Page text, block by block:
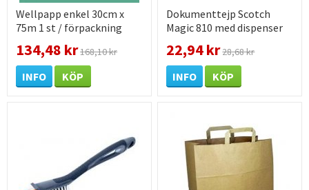
Wellpapp enkel 30cm x
75m 1 st / förpackning
134,48 kr168,10 kr
INFO KÖP
Dokumenttejp Scotch
Magic 810 med dispenser
förpackning
22,94 kr28,68 kr
INFO KÖP